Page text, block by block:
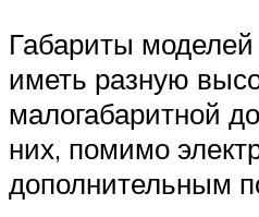
Габариты моделей
иметь разную
малогабаритной
них, помимо
дополнительным